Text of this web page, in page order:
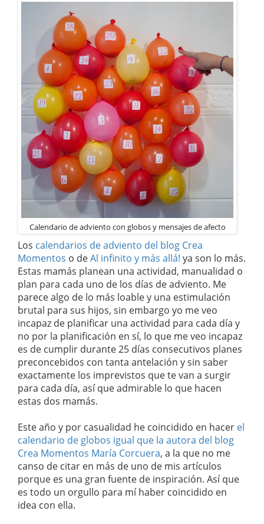
Calendario de adviento con globos y mensajes de afecto
Los calendarios de adviento del blog Crea
Momentos o deAl infinito y más allá! ya son lo más.
Estas mamás planean una actividad, manualidad o
plan para cada uno de los días de adviento. Me
parece algo de lo más loable y una estimulación
brutal para sus hijos, sin embargo yo me veo
incapaz de planificar una actividad para cada día y
no por la planificación en sí, lo que me veo incapaz
es de cumplir durante 25 días consecutivos planes
preconcebidos con tanta antelación y sin saber
exactamente los imprevistos que te van a surgir
para cada día, así que admirable lo que hacen
estas dos mamás.
Este año y por casualidad he coincidido en hacer el
calendario de globos igual que la autora del blog
Crea Momentos María Corcuera, a la que no me
canso de citar en más de uno de mis artículos
porque es una gran fuente de inspiración. Así que
es todo un orgullo para mí haber coincidido en
idea con ella.